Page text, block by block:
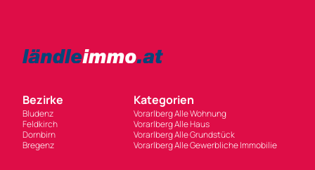
Bezirke
Bludenz
Feldkirch
Dornbirn
Bregenz
Kategorien
Vorarlberg Alle Wohnung
Vorarlberg Alle Haus
Vorarlberg Alle Grundstück
Vorarlberg Alle Gewerbliche Immobilie